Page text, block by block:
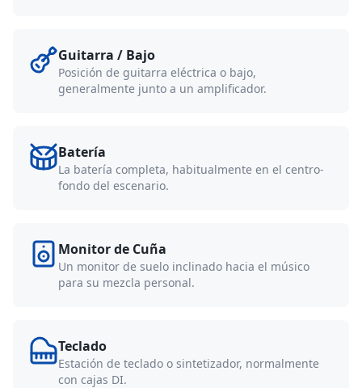
Guitarra / Bajo
Posición de guitarra eléctrica o bajo,
generalmente junto a un amplificador.
Batería
La batería completa, habitualmente en el centro-
fondo del escenario.
Monitor de Cuña
Un monitor de suelo inclinado hacia el músico
para su mezcla personal.
Teclado
Estación de teclado o sintetizador, normalmente
con cajas DI.